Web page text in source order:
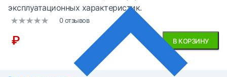
эксплуатационных характеристик.
0 отзывов
₽ В КОРЗИНУ